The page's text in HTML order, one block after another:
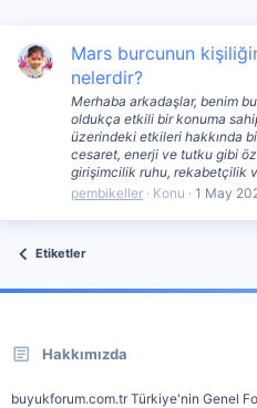
Mars burcunun
nelerdir?
Merhaba arkadaşlar, benim
oldukça etkili bir konuma
üzerindeki etkileri hakkında
cesaret, enerji ve tutku gibi
girişimcilik ruhu, rekabetçilik
pembikeller
Konu 1 May
Etiketler
Hakkımızda
buyukforum.com.tr Türkiye'nin Genel